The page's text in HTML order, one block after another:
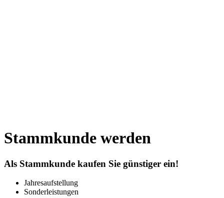
Stammkunde werden
Als Stammkunde kaufen Sie günstiger ein!
Jahresaufstellung
Sonderleistungen